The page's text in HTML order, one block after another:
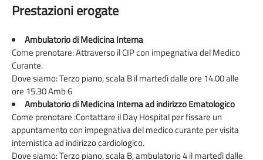
Prestazioni erogate
Ambulatorio di Medicina Interna
Come prenotare: Attraverso il CIP con impegnativa del Medico
Curante.
Dove siamo: Terzo piano, scala B il martedì dalle ore 14.00 alle
ore 15.30 Amb 6
Ambulatorio di Medicina Interna ad indirizzo Ematologico
Come prenotare :Contattare il Day Hospital per fissare un
appuntamento con impegnativa del medico curante per visita
internistica ad indirizzo cardiologico.
Dove siamo: Terzo piano, scala B, ambulatorio 4 il martedì dalle